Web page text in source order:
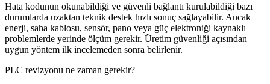
Hata kodunun okunabildiği ve güvenli bağlantı kurulabildiği bazı
durumlarda uzaktan teknik destek hızlı sonuç sağlayabilir. Ancak
enerji, saha kablosu, sensör, pano veya güç elektroniği kaynaklı
problemlerde yerinde ölçüm gerekir. Üretim güvenliği açısından
uygun yöntem ilk incelemeden sonra belirlenir.
PLC revizyonu ne zaman gerekir?